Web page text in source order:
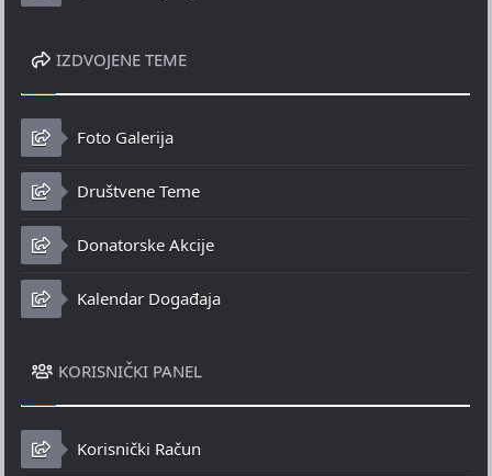
IZDVOJENE TEME
Foto Galerija
Društvene Teme
Donatorske Akcije
Kalendar Događaja
KORISNIČKI PANEL
Korisnički Račun